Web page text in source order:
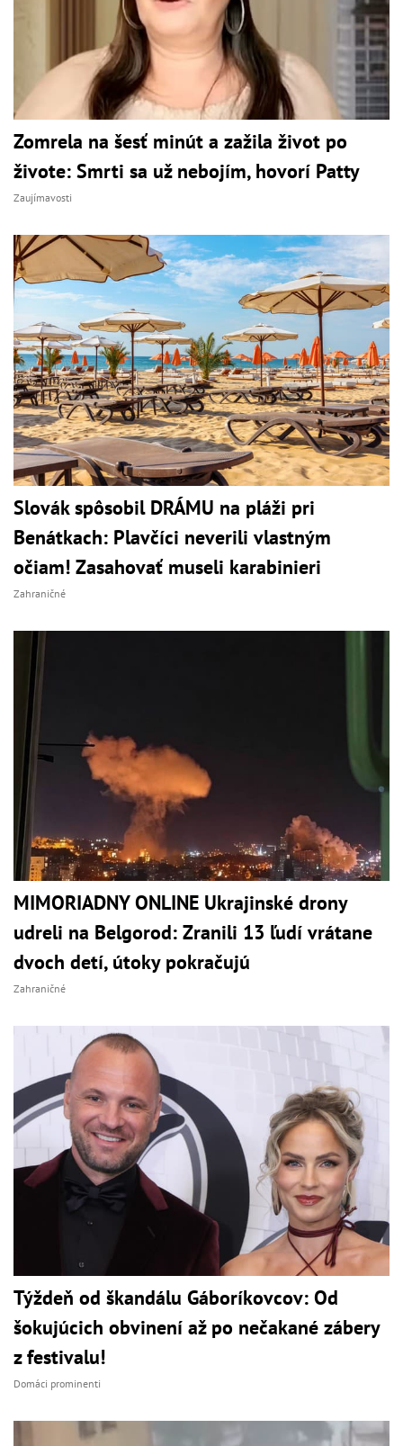
Zomrela na šesť minút a zažila život po
živote: Smrti sa už nebojím, hovorí Patty
Zaujímavosti
Slovák spôsobil DRÁMU na pláži pri
Benátkach: Plavčíci neverili vlastným
očiam! Zasahovať museli karabinieri
Zahraničné
MIMORIADNY ONLINE Ukrajinské drony
udreli na Belgorod: Zranili 13 ľudí vrátane
dvoch detí, útoky pokračujú
Zahraničné
Týždeň od škandálu Gáboríkovcov: Od
šokujúcich obvinení až po nečakané zábery
z festivalu!
Domáci prominenti